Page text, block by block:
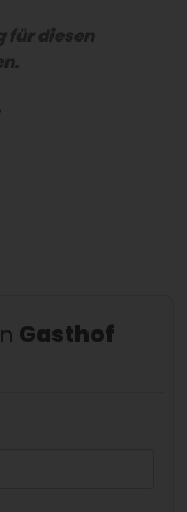
für diesen
Gasthof